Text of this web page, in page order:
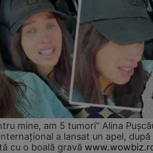
mine, am 5 tumori” Alina
a lansat un apel, după
cu o boală gravă